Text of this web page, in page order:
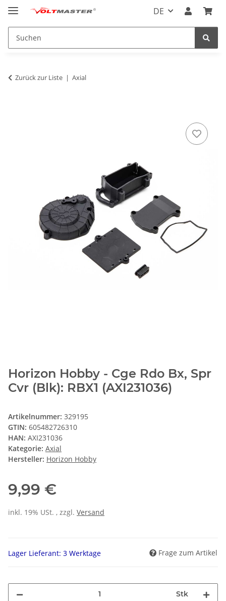
DE
Zurück zur Liste Axial
Horizon Hobby - Cge Rdo Bx, Spr
Cvr (Blk): RBX1 (AXI231036)
Artikelnummer: 329195
GTIN: 605482726310
HAN: AXI231036
Kategorie: Axial
Hersteller: Horizon Hobby
9,99 €
inkl. 19% USt. , zzgl. Versand
Lager Lieferant: 3 Werktage Frage zum Artikel
Stk